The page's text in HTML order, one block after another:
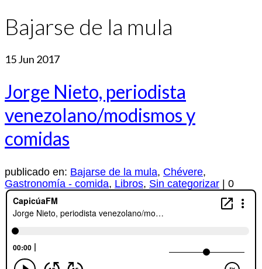
Bajarse de la mula
15Jun 2017
Jorge Nieto, periodista
venezolano/modismos y
comidas
publicado en: Bajarse de la mula, Chévere,
Gastronomía - comida, Libros, Sin categorizar 0